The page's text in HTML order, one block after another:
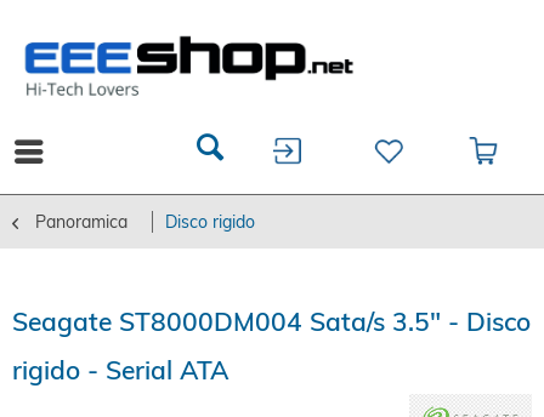
Panoramica Disco rigido
Seagate ST8000DM004 Sata/s 3.5" - Disco
rigido - Serial ATA